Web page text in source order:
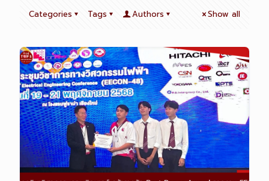
Categories Tags Authors Show all